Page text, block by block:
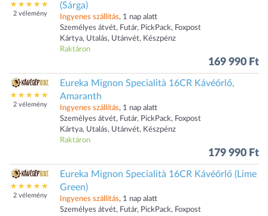
2 vélemény
(Sárga)
Ingyenes szállítás, 1 nap alatt
Személyes átvét, Futár, PickPack, Foxpost
Kártya, Utalás, Utánvét, Készpénz
Raktáron
169 990 Ft
2 vélemény
Eureka Mignon Specialità 16CR Kávéőrlő,
Amaranth
Ingyenes szállítás, 1 nap alatt
Személyes átvét, Futár, PickPack, Foxpost
Kártya, Utalás, Utánvét, Készpénz
Raktáron
179 990 Ft
2 vélemény
Eureka Mignon Specialità 16CR Kávéőrlő (Lime
Green)
Ingyenes szállítás, 1 nap alatt
Személyes átvét, Futár, PickPack, Foxpost